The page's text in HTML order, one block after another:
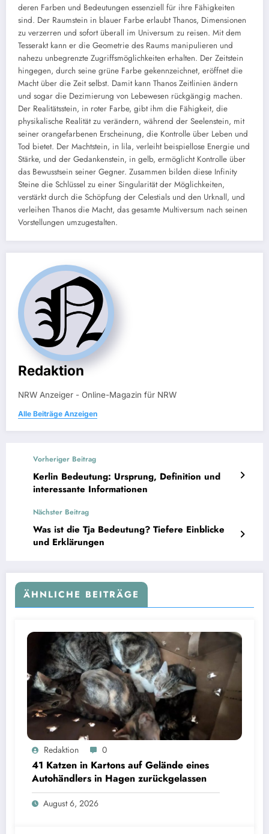
deren Farben und Bedeutungen essenziell für ihre Fähigkeiten
sind. Der Raumstein in blauer Farbe erlaubt Thanos, Dimensionen
zu verzerren und sofort überall im Universum zu reisen. Mit dem
Tesserakt kann er die Geometrie des Raums manipulieren und
nahezu unbegrenzte Zugriffsmöglichkeiten erhalten. Der Zeitstein
hingegen, durch seine grüne Farbe gekennzeichnet, eröffnet die
Macht über die Zeit selbst. Damit kann Thanos Zeitlinien ändern
und sogar die Dezimierung von Lebewesen rückgängig machen.
Der Realitätsstein, in roter Farbe, gibt ihm die Fähigkeit, die
physikalische Realität zu verändern, während der Seelenstein, mit
seiner orangefarbenen Erscheinung, die Kontrolle über Leben und
Tod bietet. Der Machtstein, in lila, verleiht beispiellose Energie und
Stärke, und der Gedankenstein, in gelb, ermöglicht Kontrolle über
das Bewusstsein seiner Gegner. Zusammen bilden diese Infinity
Steine die Schlüssel zu einer Singularität der Möglichkeiten,
verstärkt durch die Schöpfung der Celestials und den Urknall, und
verleihen Thanos die Macht, das gesamte Multiversum nach seinen
Vorstellungen umzugestalten.
Redaktion
NRW Anzeiger - Online-Magazin für NRW
Alle Beiträge Anzeigen
Vorheriger Beitrag
Kerlin Bedeutung: Ursprung, Definition und
interessante Informationen
Nächster Beitrag
Was ist die Tja Bedeutung? Tiefere Einblicke
und Erklärungen
ÄHNLICHE BEITRÄGE
Redaktion 0
41 Katzen in Kartons auf Gelände eines
Autohändlers in Hagen zurückgelassen
August 6, 2026